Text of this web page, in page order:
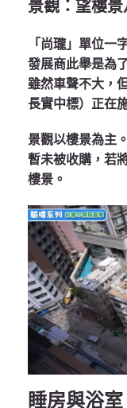
景觀：望樓
「尚瓏」單位一
發展商此舉是為
雖然車聲不大，
長實中標）正在
景觀以樓景為主
暫未被收購，若
樓景。
睡房與浴